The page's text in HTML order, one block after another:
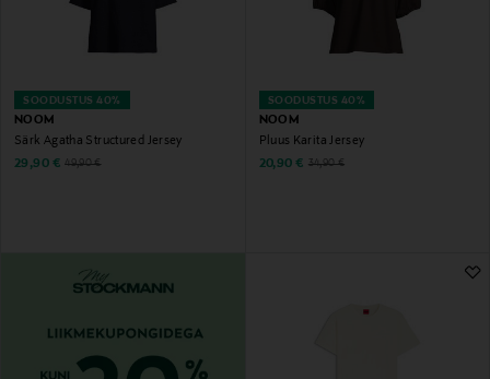
SOODUSTUS 40%
NOOM
Särk Agatha Structured Jersey
Discounted Price
29,90 € Original Price
49,90 €
SOODUSTUS 40%
NOOM
Pluus Karita Jersey
Discounted Price
20,90 € Original Price
34,90 €